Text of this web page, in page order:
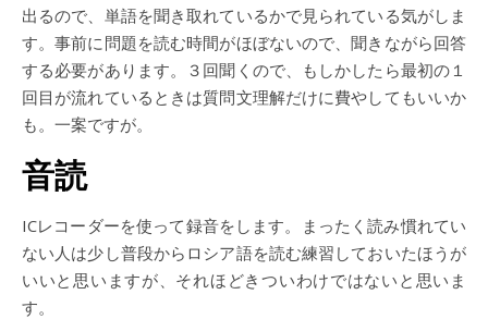
出るので、単語を聞き取れているかで見られている気がしま
す。事前に問題を読む時間がほぼないので、聞きながら回答
する必要があります。３回聞くので、もしかしたら最初の１
回目が流れているときは質問文理解だけに費やしてもいいか
も。一案ですが。
音読
ICレコーダーを使って録音をします。まったく読み慣れてい
ない人は少し普段からロシア語を読む練習しておいたほうが
いいと思いますが、それほどきついわけではないと思いま
す。